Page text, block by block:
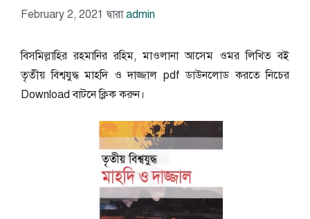
February 2, 2021 দ্বারাadmin
বিসমিল্লাহির রহমানির রহিম, মাওলানা আসেম ওমর লিখিত বই
তৃতীয় বিশ্বযুদ্ধ মাহদি ও দাজ্জাল pdf ডাউনলোড করতে নিচের
Download বাটনে ক্লিক করুন।